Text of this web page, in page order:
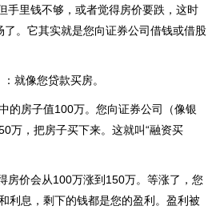
手里钱不够，或者觉得房价要跌，这时
了。它其实就是您向证券公司借钱或借股
就像您贷款买房。
的房子值100万。您向证券公司（像银
万，把房子买下来。这就叫“融资买
房价会从100万涨到150万。等涨了，您
利息，剩下的钱都是您的盈利。盈利被